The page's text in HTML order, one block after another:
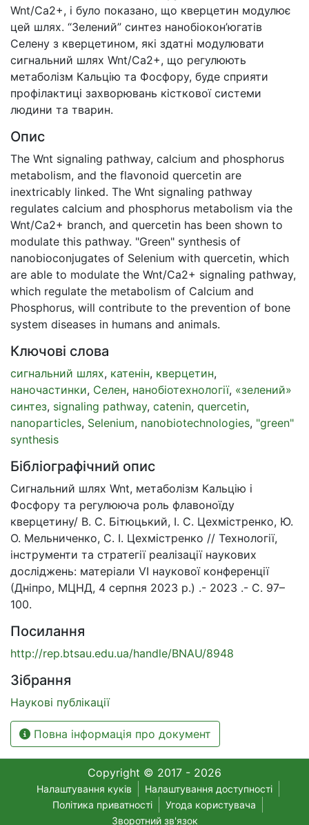
Wnt/Ca2+, і було показано, що кверцетин модулює
цей шлях. “Зелений” синтез нанобіокон’югатів
Селену з кверцетином, які здатні модулювати
сигнальний шлях Wnt/Ca2+, що регулюють
метаболізм Кальцію та Фосфору, буде сприяти
профілактиці захворювань кісткової системи
людини та тварин.
Опис
The Wnt signaling pathway, calcium and phosphorus
metabolism, and the flavonoid quercetin are
inextricably linked. The Wnt signaling pathway
regulates calcium and phosphorus metabolism via the
Wnt/Ca2+ branch, and quercetin has been shown to
modulate this pathway. "Green" synthesis of
nanobioconjugates of Selenium with quercetin, which
are able to modulate the Wnt/Ca2+ signaling pathway,
which regulate the metabolism of Calcium and
Phosphorus, will contribute to the prevention of bone
system diseases in humans and animals.
Ключові слова
сигнальний шлях, катенін, кверцетин,
наночастинки, Селен, нанобіотехнології, «зелений»
синтез, signaling pathway, catenin, quercetin,
nanoparticles, Selenium, nanobiotechnologies, "green"
synthesis
Бібліографічний опис
Сигнальний шлях Wnt, метаболізм Кальцію і
Фосфору та регулююча роль флавоноїду
кверцетину/ В. С. Бітюцький, І. С. Цехмістренко, Ю.
О. Мельниченко, С. І. Цехмістренко // Технології,
інструменти та стратегії реалізації наукових
досліджень: матеріали VI наукової конференції
(Дніпро, МЦНД, 4 серпня 2023 р.) .- 2023 .- С. 97–
100.
Посилання
http://rep.btsau.edu.ua/handle/BNAU/8948
Зібрання
Наукові публікації
Повна інформація про документ
Copyright © 2017 - 2026
Налаштування куків
Налаштування доступності
Політика приватності
Угода користувача
Зворотний зв'язок